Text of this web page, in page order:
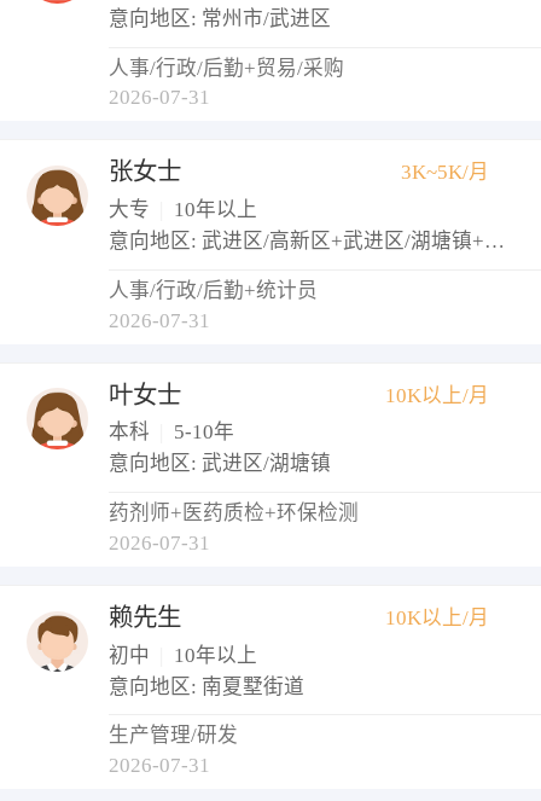
意向地区: 常州市/武进区
人事/行政/后勤+贸易/采购
2026-07-31
张女士
3K~5K/月
大专
10年以上
意向地区: 武进区/高新区+武进区/湖塘镇+武进区/西太湖生态休闲区
人事/行政/后勤+统计员
2026-07-31
叶女士
10K以上/月
本科
5-10年
意向地区: 武进区/湖塘镇
药剂师+医药质检+环保检测
2026-07-31
赖先生
10K以上/月
初中
10年以上
意向地区: 南夏墅街道
生产管理/研发
2026-07-31